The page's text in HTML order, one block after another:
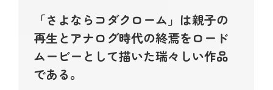
「さよならコダクローム」は親子の
再生とアナログ時代の終焉をロード
ムービーとして描いた瑞々しい作品
である。